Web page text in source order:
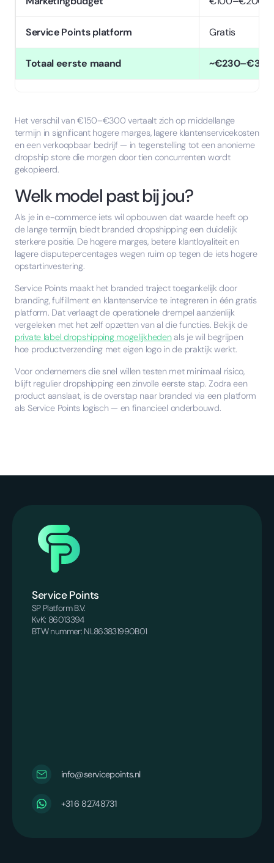
Service Points platform Gratis
Totaal eerste maand ~€230–€330
Het verschil van €150–€300 vertaalt zich op middellange
termijn in significant hogere marges, lagere klantenservicekosten
en een verkoopbaar bedrijf — in tegenstelling tot een anonieme
dropship store die morgen door tien concurrenten wordt
gekopieerd.
Welk model past bij jou?
Als je in e-commerce iets wil opbouwen dat waarde heeft op
de lange termijn, biedt branded dropshipping een duidelijk
sterkere positie. De hogere marges, betere klantloyaliteit en
lagere disputepercentages wegen ruim op tegen de iets hogere
opstartinvestering.
Service Points maakt het branded traject toegankelijk door
branding, fulfillment en klantenservice te integreren in één gratis
platform. Dat verlaagt de operationele drempel aanzienlijk
vergeleken met het zelf opzetten van al die functies. Bekijk de
private label dropshipping mogelijkhedenals je wil begrijpen
hoe productverzending met eigen logo in de praktijk werkt.
Voor ondernemers die snel willen testen met minimaal risico,
blijft regulier dropshipping een zinvolle eerste stap. Zodra een
product aanslaat, is de overstap naar branded via een platform
als Service Points logisch — en financieel onderbouwd.
Service Points
SP Platform B.V.
KvK: 86013394
BTW nummer: NL863831990B01
info@servicepoints.nl
‪+31 6 82748731‬